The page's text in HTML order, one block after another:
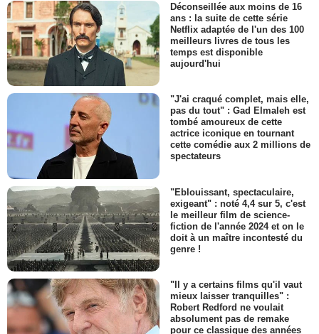
Déconseillée aux moins de 16
ans : la suite de cette série
Netflix adaptée de l'un des 100
meilleurs livres de tous les
temps est disponible
aujourd'hui
"J'ai craqué complet, mais elle,
pas du tout" : Gad Elmaleh est
tombé amoureux de cette
actrice iconique en tournant
cette comédie aux 2 millions de
spectateurs
"Eblouissant, spectaculaire,
exigeant" : noté 4,4 sur 5, c'est
le meilleur film de science-
fiction de l'année 2024 et on le
doit à un maître incontesté du
genre !
"Il y a certains films qu'il vaut
mieux laisser tranquilles" :
Robert Redford ne voulait
absolument pas de remake
pour ce classique des années